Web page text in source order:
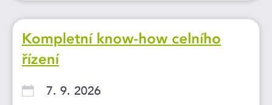
Kompletní know-how celního
řízení
7. 9. 2026